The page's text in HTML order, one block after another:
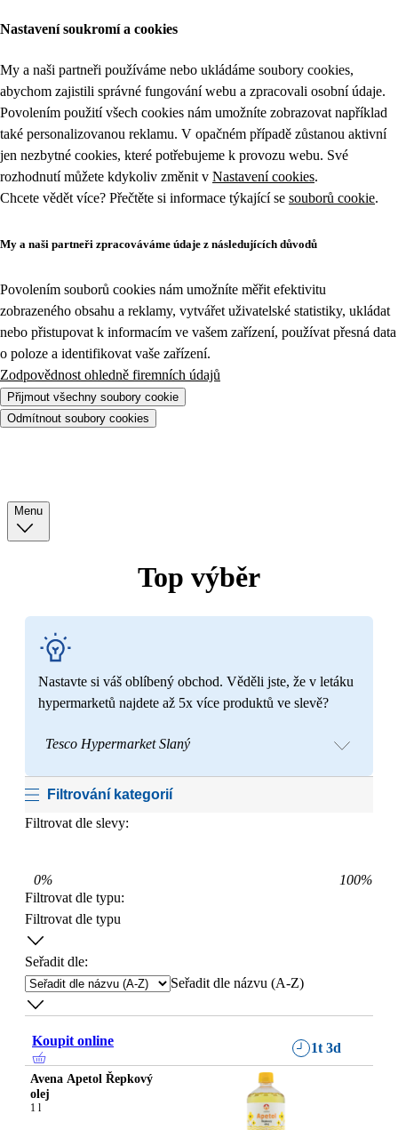
Nastavení soukromí a cookies
My a naši partneři používáme nebo ukládáme soubory cookies,
abychom zajistili správné fungování webu a zpracovali osobní údaje.
Povolením použití všech cookies nám umožníte zobrazovat například
také personalizovanou reklamu. V opačném případě zůstanou aktivní
jen nezbytné cookies, které potřebujeme k provozu webu. Své
rozhodnutí můžete kdykoliv změnit v Nastavení cookies.
Chcete vědět více? Přečtěte si informace týkající se souborů cookie.
My a naši partneři zpracováváme údaje z následujících důvodů
Povolením souborů cookies nám umožníte měřit efektivitu
zobrazeného obsahu a reklamy, vytvářet uživatelské statistiky, ukládat
nebo přistupovat k informacím ve vašem zařízení, používat přesná data
o poloze a identifikovat vaše zařízení.
Zodpovědnost ohledně firemních údajů
Přijmout všechny soubory cookie
Odmítnout soubory cookies
Menu
Top výběr
Nastavte si váš oblíbený obchod. Věděli jste, že v letáku
hypermarketů najdete až 5x více produktů ve slevě?
Tesco Hypermarket Slaný
Filtrování kategorií
Filtrovat dle slevy:
0% 100%
Filtrovat dle typu:
Filtrovat dle typu
Seřadit dle:
Seřadit dle názvu (A-Z)
Koupit online 1t 3d
Avena Apetol Řepkový
olej
1 l